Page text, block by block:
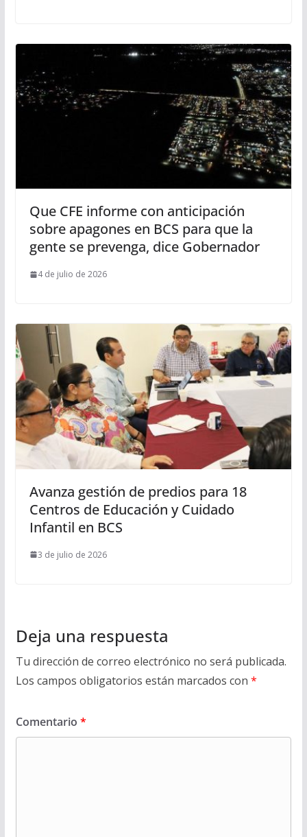
Que CFE informe con anticipación
sobre apagones en BCS para que la
gente se prevenga, dice Gobernador
4 de julio de 2026
Avanza gestión de predios para 18
Centros de Educación y Cuidado
Infantil en BCS
3 de julio de 2026
Deja una respuesta
Tu dirección de correo electrónico no será publicada.
Los campos obligatorios están marcados con *
Comentario *